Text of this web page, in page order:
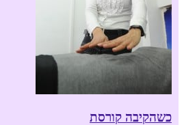
כשהקיבה קורסת